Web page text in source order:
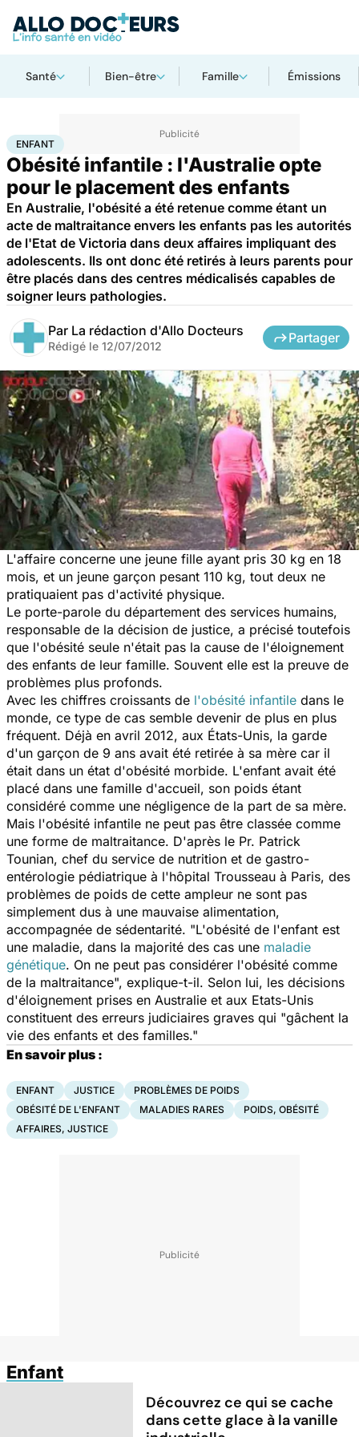
Santé Bien-être Famille Émissions
AccueilSanté
ENFANT
Obésité infantile : l'Australie opte
pour le placement des enfants
En Australie, l'obésité a été retenue comme étant un
acte de maltraitance envers les enfants pas les autorités
de l'Etat de Victoria dans deux affaires impliquant des
adolescents. Ils ont donc été retirés à leurs parents pour
être placés dans des centres médicalisés capables de
soigner leurs pathologies.
Par La rédaction d'Allo Docteurs
Rédigé le 12/07/2012
Partager
L'affaire concerne une jeune fille ayant pris 30 kg en 18
mois, et un jeune garçon pesant 110 kg, tout deux ne
pratiquaient pas d'activité physique.
Le porte-parole du département des services humains,
responsable de la décision de justice, a précisé toutefois
que l'obésité seule n'était pas la cause de l'éloignement
des enfants de leur famille. Souvent elle est la preuve de
problèmes plus profonds.
Avec les chiffres croissants de l'obésité infantile dans le
monde, ce type de cas semble devenir de plus en plus
fréquent. Déjà en avril 2012, aux États-Unis, la garde
d'un garçon de 9 ans avait été retirée à sa mère car il
était dans un état d'obésité morbide. L'enfant avait été
placé dans une famille d'accueil, son poids étant
considéré comme une négligence de la part de sa mère.
Mais l'obésité infantile ne peut pas être classée comme
une forme de maltraitance. D'après le Pr. Patrick
Tounian, chef du service de nutrition et de gastro-
entérologie pédiatrique à l'hôpital Trousseau à Paris, des
problèmes de poids de cette ampleur ne sont pas
simplement dus à une mauvaise alimentation,
accompagnée de sédentarité. "L'obésité de l'enfant est
une maladie, dans la majorité des cas une maladie
génétique. On ne peut pas considérer l'obésité comme
de la maltraitance", explique-t-il. Selon lui, les décisions
d'éloignement prises en Australie et aux Etats-Unis
constituent des erreurs judiciaires graves qui "gâchent la
vie des enfants et des familles."
En savoir plus :
ENFANT JUSTICE
PROBLÈMES DE POIDS
OBÉSITÉ DE L'ENFANT
MALADIES RARES
POIDS, OBÉSITÉ
AFFAIRES, JUSTICE
Enfant
Découvrez ce qui se cache
dans cette glace à la vanille